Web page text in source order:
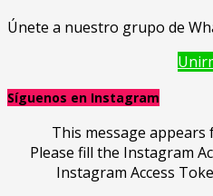
Únete a nuestro grupo de
Síguenos en Instagram
This message appears
Please fill the Instagram
Instagram Access